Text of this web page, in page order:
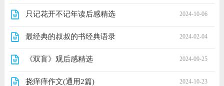
只记花开不记年读后感精选 2024-10-06
最经典的叔叔的书经典语录 2024-02-04
《双盲》观后感精选 2024-09-25
挠痒痒作文(通用2篇) 2024-10-23